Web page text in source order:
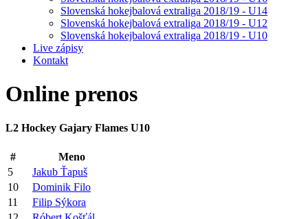
Slovenská hokejbalová extraliga 2018/19 - U14
Slovenská hokejbalová extraliga 2018/19 - U12
Slovenská hokejbalová extraliga 2018/19 - U10
Live zápisy
Kontakt
Online prenos
L2 Hockey Gajary Flames U10
#
Meno
5
Jakub Ťapuš
10
Dominik Filo
11
Filip Sýkora